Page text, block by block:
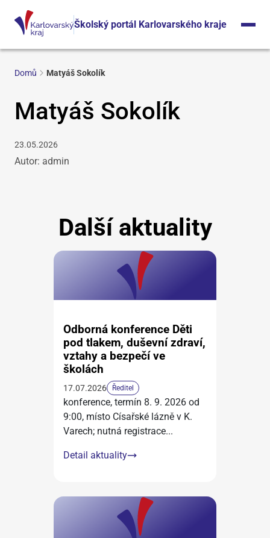
Školský portál Karlovarského kraje
Domů Matyáš Sokolík
Matyáš Sokolík
23.05.2026
Autor: admin
Další aktuality
Odborná konference Děti
pod tlakem, duševní zdraví,
vztahy a bezpečí ve
školách
17.07.2026 Ředitel
konference, termín 8. 9. 2026 od
9:00, místo Císařské lázně v K.
Varech; nutná registrace...
Detail aktuality